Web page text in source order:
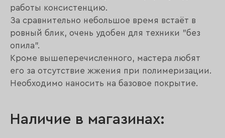
работы консистенцию.
За сравнительно небольшое время встаёт в
ровный блик, очень удобен для техники "без
опила".
Кроме вышеперечисленного, мастера любят
его за отсутствие жжения при полимеризации.
Необходимо наносить на базовое покрытие.
Наличие в магазинах: